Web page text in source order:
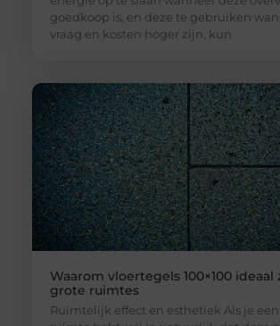
goedkoop is, en deze te gebruiken
vraag en kosten hoger zijn, kun
Waarom vloertegels 100×100 ideaal
grote ruimtes
Ruimtelijk effect en esthetiek Als je